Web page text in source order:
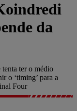
da
tenta ter o médio
o ‘timing’ para a
Four